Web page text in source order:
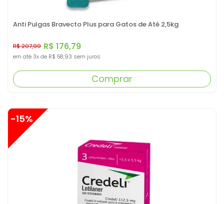
Anti Pulgas Bravecto Plus para Gatos de Até 2,5kg
R$ 176,79
R$ 207,99
em até 3x de R$ 58,93 sem juros
Comprar
-15%